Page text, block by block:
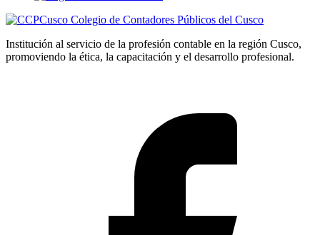
Colegio de Contadores Públicos del Cusco
Institución al servicio de la profesión contable en la región Cusco,
promoviendo la ética, la capacitación y el desarrollo profesional.